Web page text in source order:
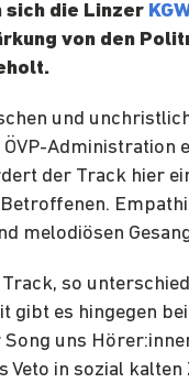
sich die Linzer
von den
und
Administration
der Track hier
melodiösen
so
gibt es hingegen
uns
in sozial kalten